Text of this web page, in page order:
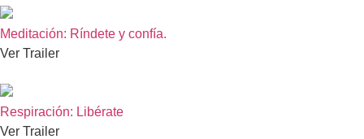
Meditación: Ríndete y confía.
Ver Trailer
Respiración: Libérate
Ver Trailer